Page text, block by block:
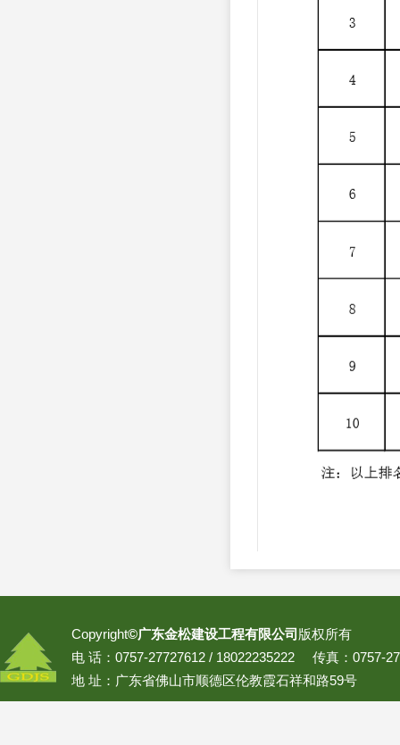
Copyright©广东金松建设工程有限公司 版权所有
电 话：0757-27727612 / 18022235222 传真：0757-
地 址：广东省佛山市顺德区伦教霞石祥和路59号